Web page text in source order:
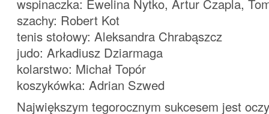
wspinaczka: Ewelina Nytko, Artur Czapla,
szachy: Robert Kot
tenis stołowy: Aleksandra Chrabąszcz
judo: Arkadiusz Dziarmaga
kolarstwo: Michał Topór
koszykówka: Adrian Szwed
Największym tegorocznym sukcesem jest